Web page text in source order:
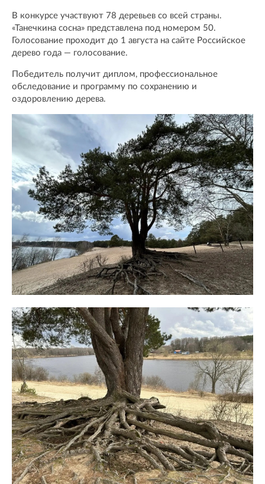
В конкурсе участвуют 78 деревьев со всей страны.
«Танечкина сосна» представлена под номером 50.
Голосование проходит до 1 августа на сайте Российское
дерево года — голосование.
Победитель получит диплом, профессиональное
обследование и программу по сохранению и
оздоровлению дерева.